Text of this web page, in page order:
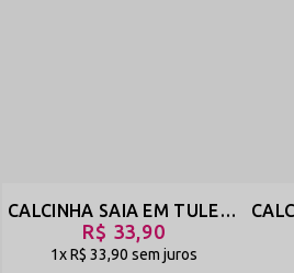
CALCINHA SAIA EM TULE FIO DENTAL - ESPETÁCULO
R$ 33,90
1xR$ 33,90 sem juros